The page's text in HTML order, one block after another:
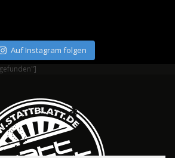
Auf Instagram folgen